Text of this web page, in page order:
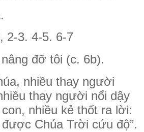
2-3. 4-5. 6-7
đỡ tôi (c. 6b).
nhiều thay người
thay người nổi dậy
nhiều kẻ thốt ra lời:
được Chúa Trời cứu độ”.